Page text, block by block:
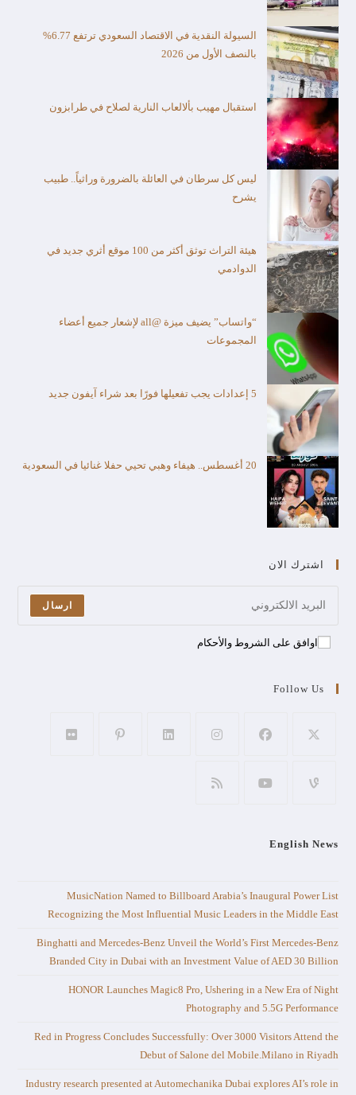
السيولة النقدية في الاقتصاد السعودي ترتفع 6.77%
بالنصف الأول من 2026
استقبال مهيب بألالعاب النارية لصلاح في طرابزون
ليس كل سرطان في العائلة بالضرورة وراثياً.. طبيب
يشرح
هيئة التراث توثق أكثر من 100 موقع أثري جديد في
الدوادمي
“واتساب” يضيف ميزة @all لإشعار جميع أعضاء
المجموعات
5 إعدادات يجب تفعيلها فورًا بعد شراء آيفون جديد
20 أغسطس.. هيفاء وهبي تحيي حفلا غنائيا في السعودية
اشترك الان
ارسال
اوافق على الشروط والأحكام
Follow Us
English News
MusicNation Named to Billboard Arabia’s Inaugural Power List
Recognizing the Most Influential Music Leaders in the Middle East
Binghatti and Mercedes-Benz Unveil the World’s First Mercedes-Benz
Branded City in Dubai with an Investment Value of AED 30 Billion
HONOR Launches Magic8 Pro, Ushering in a New Era of Night
Photography and 5.5G Performance
Red in Progress Concludes Successfully: Over 3000 Visitors Attend the
Debut of Salone del Mobile.Milano in Riyadh
Industry research presented at Automechanika Dubai explores AI’s role in